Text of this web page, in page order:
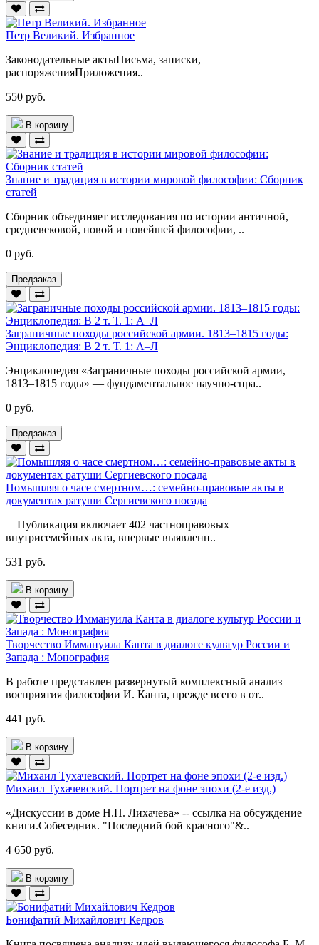
Петр Великий. Избранное
Законодательные актыПисьма, записки,
распоряженияПриложения..
550 руб.
В корзину
Знание и традиция в истории мировой философии: Сборник
статей
Сборник объединяет исследования по истории античной,
средневековой, новой и новейшей философии, ..
0 руб.
Предзаказ
Заграничные походы российской армии. 1813–1815 годы:
Энциклопедия: В 2 т. Т. 1: А–Л
Энциклопедия «Заграничные походы российской армии,
1813–1815 годы» — фундаментальное научно-спра..
0 руб.
Предзаказ
Помышляя о часе смертном…: семейно-правовые акты в
документах ратуши Сергиевского посада
Публикация включает 402 частноправовых
внутрисемейных акта, впервые выявленн..
531 руб.
В корзину
Творчество Иммануила Канта в диалоге культур России и
Запада : Монография
В работе представлен развернутый комплексный анализ
восприятия философии И. Канта, прежде всего в от..
441 руб.
В корзину
Михаил Тухачевский. Портрет на фоне эпохи (2-е изд.)
«Дискуссии в доме Н.П. Лихачева» -- ссылка на обсуждение
книги.Собеседник. "Последний бой красного"&..
4 650 руб.
В корзину
Бонифатий Михайлович Кедров